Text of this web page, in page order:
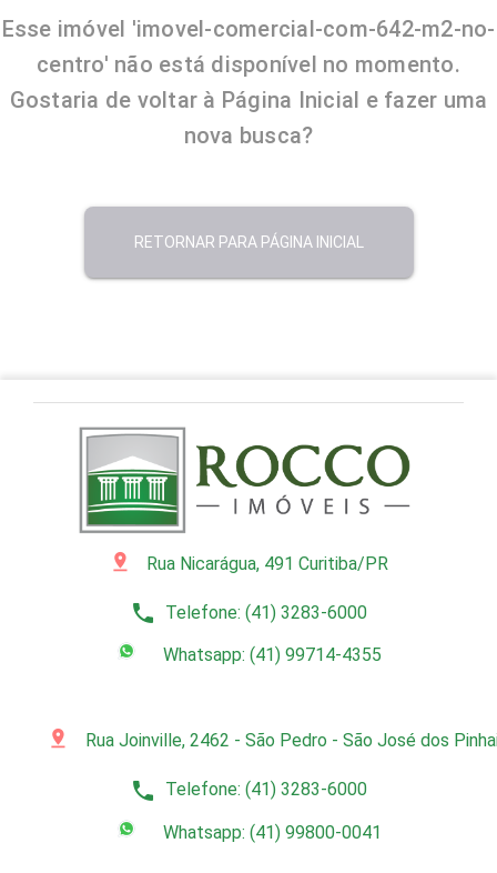
pin_drop Rua Nicarágua, 491 Curitiba/PR
phone Telefone: (41) 3283-6000
Whatsapp: (41) 99714-4355
pin_drop Rua Joinville, 2462 - São Pedro - São José dos
phone Telefone: (41) 3283-6000
Whatsapp: (41) 99800-0041
Esse imóvel 'imovel-comercial-com-642-m2-no-
centro' não está disponível no momento.
Gostaria de voltar à Página Inicial e fazer uma
nova busca?
RETORNAR PARA PÁGINA INICIAL